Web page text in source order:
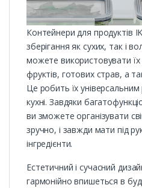
Контейнери для продуктів
зберігання як сухих, так і
можете використовувати їх
фруктів, готових страв, а
Це робить їх
кухні. Завдяки
ви зможете організувати
зручно, і завжди мати під
інгредієнти.
Естетичний і сучасний
гармонійно впишеться в